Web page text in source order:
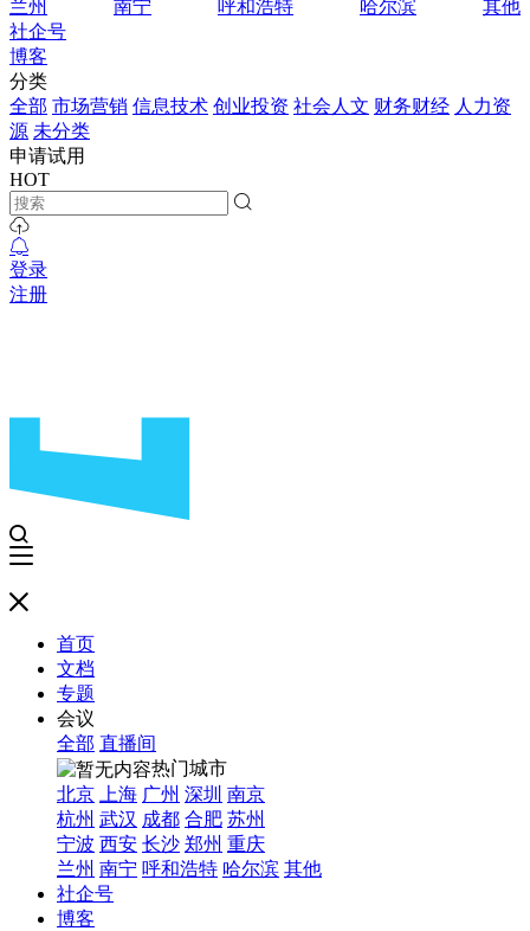
兰州
南宁 呼和浩特 哈尔滨
其他
社企号
博客
分类
全部 市场营销 信息技术 创业投资 社会人文 财务财经 人力资
源 未分类
申请试用
HOT
登录
注册
首页
文档
专题
会议
全部 直播间
热门城市
北京
上海 广州 深圳 南京
杭州 武汉 成都 合肥 苏州
宁波 西安 长沙 郑州 重庆
兰州 南宁 呼和浩特 哈尔滨 其他
社企号
博客